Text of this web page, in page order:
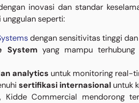
inovasi dan standar
seperti:
dengan sensitivitas tinggi
Systemyang mampu terhubung
analytics untuk monitoring real-
sertifikasi internasional untuk
Kidde Commercial mendorong